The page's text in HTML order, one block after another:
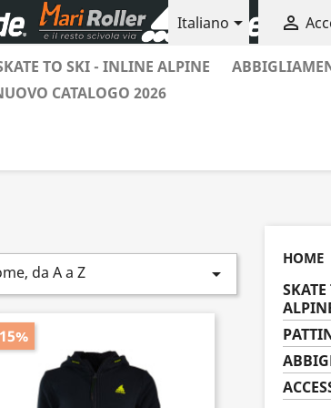
Italiano 
TO SKI - INLINE ALPINE
CATALOGO 2026
da A a Z 
HOME